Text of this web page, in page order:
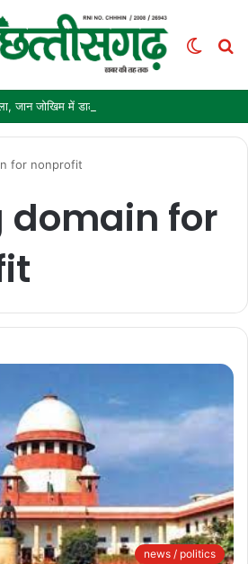
Switch
for nonprofit
domain for
news / politics